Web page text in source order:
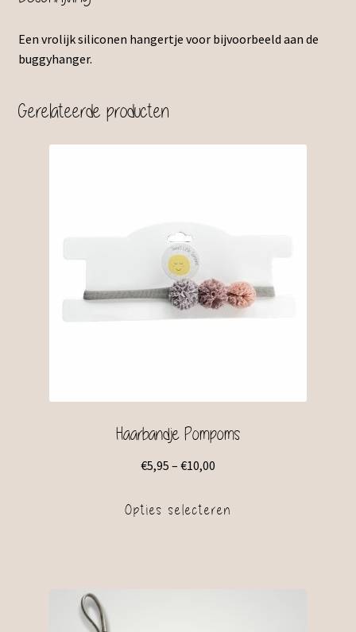
Een vrolijk siliconen hangertje voor bijvoorbeeld aan de
buggyhanger.
Gerelateerde producten
Haarbandje Pompoms
€5,95 – €10,00
Opties selecteren